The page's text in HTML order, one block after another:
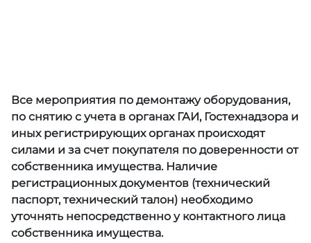
Все мероприятия по демонтажу оборудования,
по снятию с учета в органах ГАИ, Гостехнадзора и
иных регистрирующих органах происходят
силами и за счет покупателя по доверенности от
собственника имущества. Наличие
регистрационных документов (технический
паспорт, технический талон) необходимо
уточнять непосредственно у контактного лица
собственника имущества.